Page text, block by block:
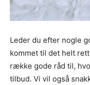
Leder du efter nogle
kommet til det helt
række gode råd til,
tilbud. Vi vil også